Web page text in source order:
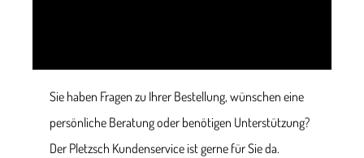
Sie haben Fragen zu Ihrer Bestellung, wünschen eine
persönliche Beratung oder benötigen Unterstützung?
Der Pletzsch Kundenservice ist gerne für Sie da.